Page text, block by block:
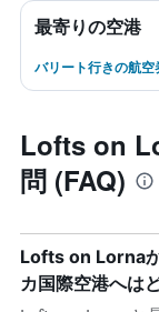
最寄りの空港
バリート行きの航空
Lofts on
問 (FAQ)
Lofts on Lorna
カ国際空港へは